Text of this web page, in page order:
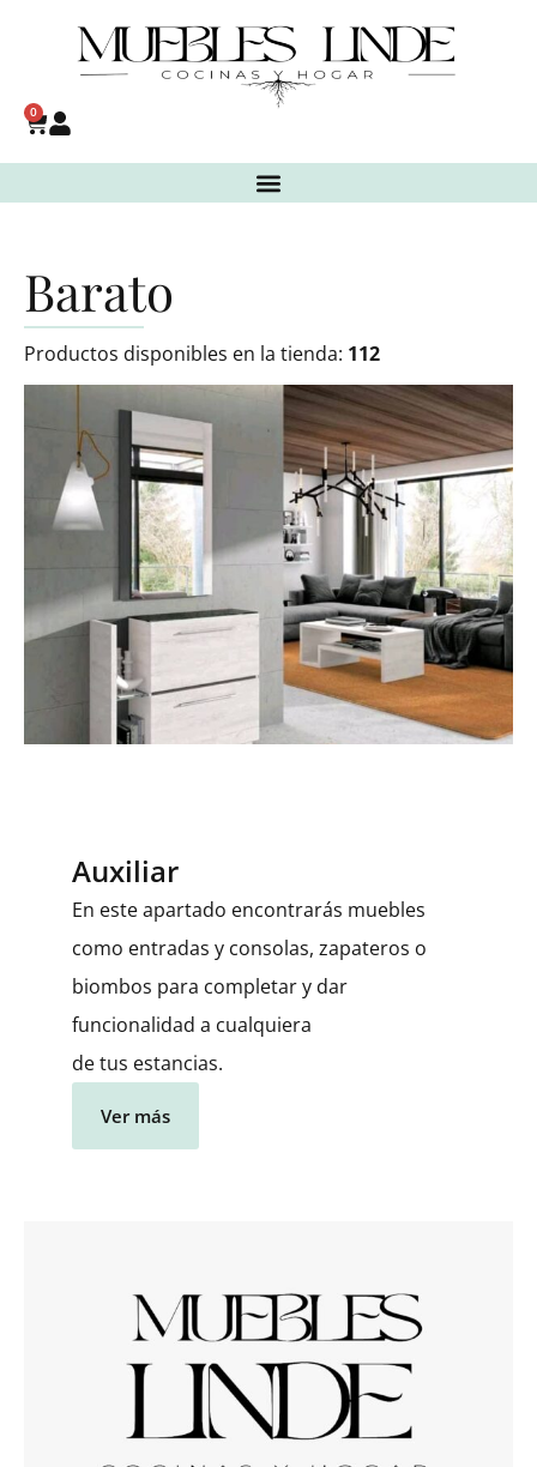
0
Barato
Productos disponibles en la tienda: 112
Auxiliar
En este apartado encontrarás muebles
como entradas y consolas, zapateros o
biombos para completar y dar
funcionalidad a cualquiera
de tus estancias.
Ver más